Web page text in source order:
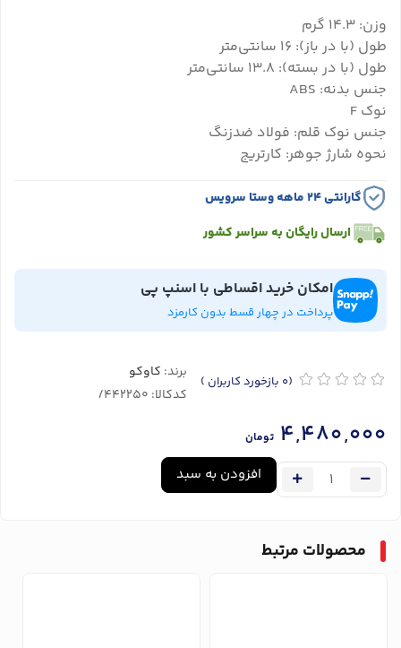
وزن: 14.3 گرم
طول (با در باز): 16 سانتی‌متر
طول (با در بسته): 13.8 سانتی‌متر
جنس بدنه: ABS
نوک F
جنس نوک قلم: فولاد ضدزنگ
نحوه شارژ جوهر: کارتریج
گارانتی ۲۴ ماهه وستا سرویس
ارسال رایگان به سراسر کشور
امکان خرید اقساطی با اسنپ پی
پرداخت در چهار قسط بدون کارمزد
(0 بازخورد کاربران ) برند: کاوکو
کدکالا:
4,480,000 تومان
افزودن به سبد
محصولات مرتبط